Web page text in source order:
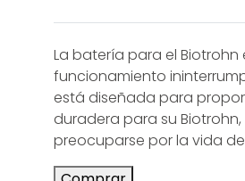
CDS GEN®
CDS GEN®
La batería para el
funcionamiento
está diseñada para
duradera para su
preocuparse por la vida